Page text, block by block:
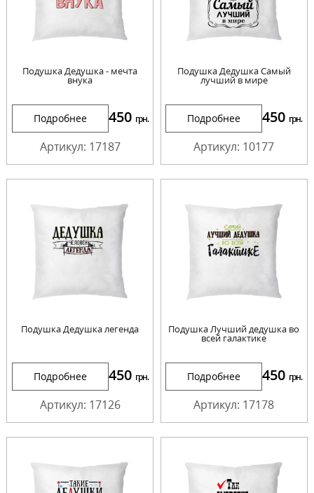
Подушка Дедушка - мечта
внука
Подробнее 450 грн.
Артикул: 17187
Подушка Дедушка Самый
лучший в мире
Подробнее 450 грн.
Артикул: 10177
Подушка Дедушка легенда
Подробнее 450 грн.
Артикул: 17126
Подушка Лучший дедушка во
всей галактике
Подробнее 450 грн.
Артикул: 17178